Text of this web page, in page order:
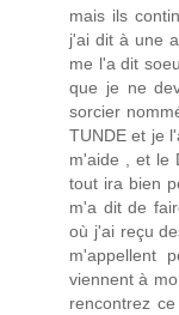
mais ils
j'ai dit à une
me l'a dit
que je ne
sorcier
TUNDE et je
m'aide , et le
tout ira bien
m'a dit de
où j'ai reçu
m'appellent
viennent à
rencontrez